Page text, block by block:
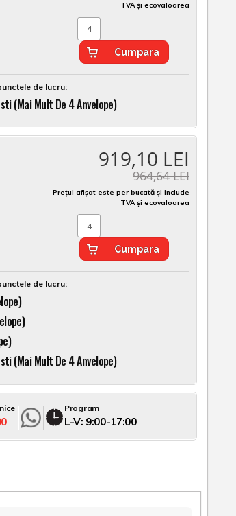
TVA și ecovaloarea
Cumpara
de lucru:
(mai Mult De 4 Anvelope)
919,10 LEI
964,64 LEI
Prețul afișat este per bucată și include
TVA și ecovaloarea
Cumpara
de lucru:
(mai Mult De 4 Anvelope)
Program
L-V: 9:00-17:00